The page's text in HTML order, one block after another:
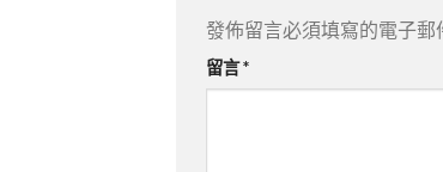
發佈留言必須填寫的電子郵
留言*